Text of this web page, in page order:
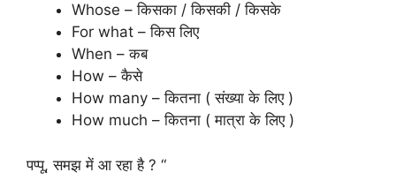
Whose – किसका / किसकी / किसके
For what – किस लिए
When – कब
How – कैसे
How many – कितना ( संख्या के लिए )
How much – कितना ( मात्रा के लिए )
पप्पू, समझ में आ रहा है ? “